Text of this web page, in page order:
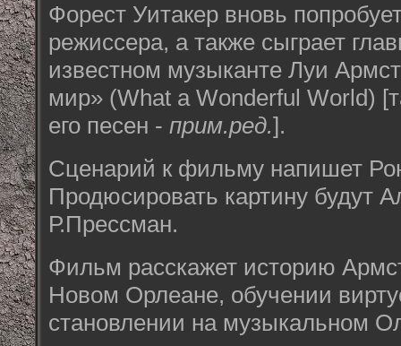
Форест Уитакер вновь
режиссера, а также сыграет
известном музыканте Луи
мир» (What a Wonderful World)
его песен - прим.ред.].
Сценарий к фильму напишет
Продюсировать картину будут
Р.Прессман.
Фильм расскажет историю
Новом Орлеане, обучении
становлении на музыкальном